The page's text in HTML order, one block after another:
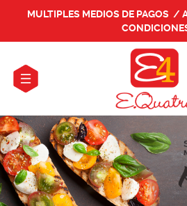
MULTIPLES MEDIOS DE PAGOS /